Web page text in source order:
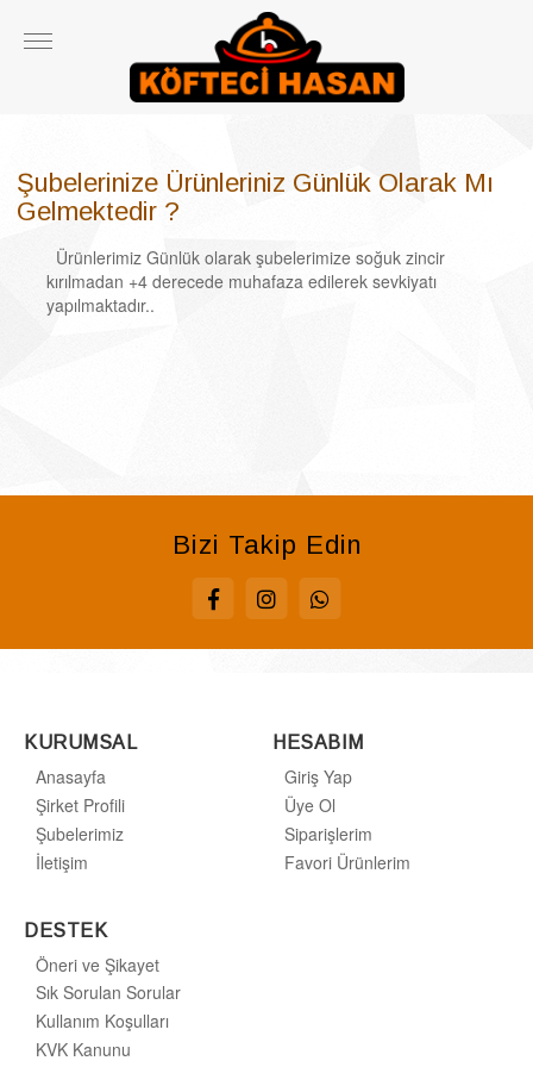
Şubelerinize Ürünleriniz Günlük Olarak Mı
Gelmektedir ?
Ürünlerimiz Günlük olarak şubelerimize soğuk zincir
kırılmadan +4 derecede muhafaza edilerek sevkiyatı
yapılmaktadır..
Bizi Takip Edin
KURUMSAL
Anasayfa
Şirket Profili
Şubelerimiz
İletişim
HESABIM
Giriş Yap
Üye Ol
Siparişlerim
Favori Ürünlerim
DESTEK
Öneri ve Şikayet
Sık Sorulan Sorular
Kullanım Koşulları
KVK Kanunu